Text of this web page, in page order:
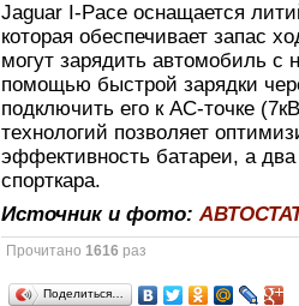
Jaguar I-Pace оснащается
которая обеспечивает запас
могут зарядить автомобиль с
помощью быстрой зарядки
подключить его к AC-точке
технологий позволяет
эффективность батареи, а
спорткара.
Источник и фото:
Прочитано1616 раз
Поделиться…